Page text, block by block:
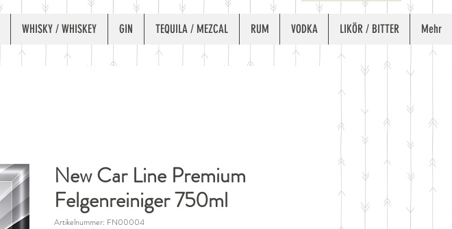
WHISKY / WHISKEY GIN TEQUILA / MEZCAL RUM VODKA LIKÖR / BITTER Mehr
New Car Line Premium
Felgenreiniger 750ml
Artikelnummer: FN00004